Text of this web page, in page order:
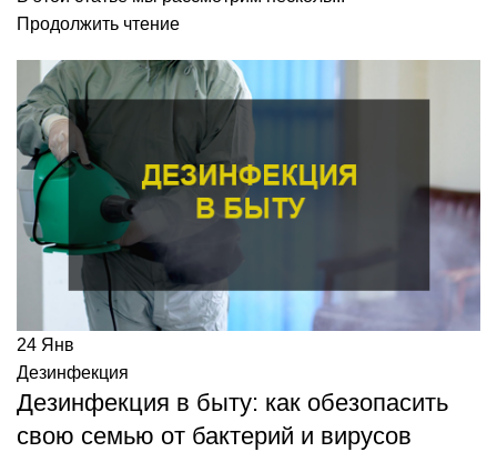
Продолжить чтение
24 Янв
Дезинфекция
Дезинфекция в быту: как обезопасить
свою семью от бактерий и вирусов